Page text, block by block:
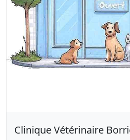
Clinique Vétérinaire